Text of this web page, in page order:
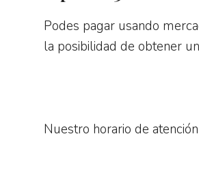
Podes pagar usando
la posibilidad de obtener
Nuestro horario de